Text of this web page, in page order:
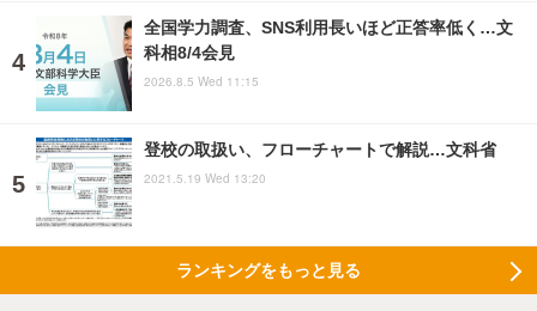
全国学力調査、SNS利用長いほど正答率低く…文
科相8/4会見
2026.8.5 Wed 11:15
登校の取扱い、フローチャートで解説…文科省
2021.5.19 Wed 13:20
ランキングをもっと見る